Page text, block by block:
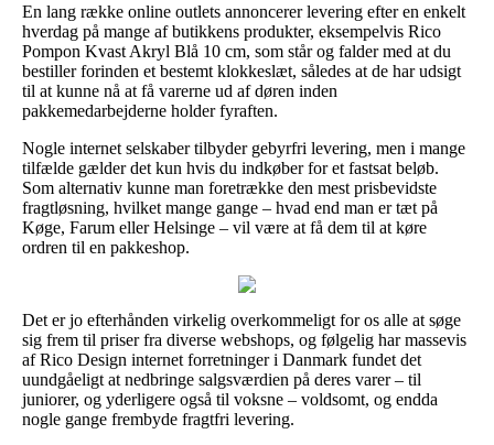
En lang række online outlets annoncerer levering efter en enkelt
hverdag på mange af butikkens produkter, eksempelvis Rico
Pompon Kvast Akryl Blå 10 cm, som står og falder med at du
bestiller forinden et bestemt klokkeslæt, således at de har udsigt
til at kunne nå at få varerne ud af døren inden
pakkemedarbejderne holder fyraften.
Nogle internet selskaber tilbyder gebyrfri levering, men i mange
tilfælde gælder det kun hvis du indkøber for et fastsat beløb.
Som alternativ kunne man foretrække den mest prisbevidste
fragtløsning, hvilket mange gange – hvad end man er tæt på
Køge, Farum eller Helsinge – vil være at få dem til at køre
ordren til en pakkeshop.
Det er jo efterhånden virkelig overkommeligt for os alle at søge
sig frem til priser fra diverse webshops, og følgelig har massevis
af Rico Design internet forretninger i Danmark fundet det
uundgåeligt at nedbringe salgsværdien på deres varer – til
juniorer, og yderligere også til voksne – voldsomt, og endda
nogle gange frembyde fragtfri levering.